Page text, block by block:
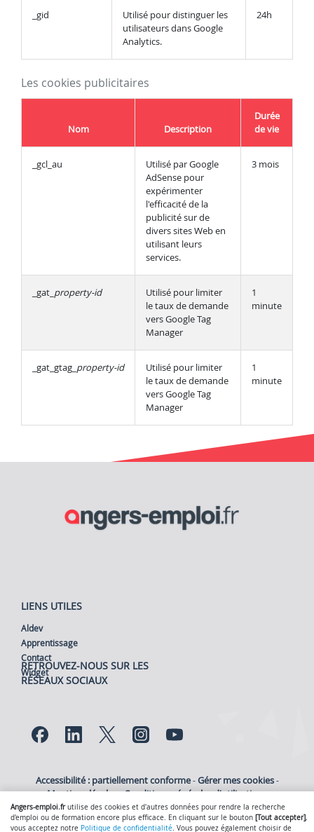
_gid
Utilisé pour distinguer les
utilisateurs dans Google
Analytics.
24h
Les cookies publicitaires
Nom Description
Durée
de vie
_gcl_au
Utilisé par Google
AdSense pour
expérimenter
l'efficacité de la
publicité sur de
divers sites Web en
utilisant leurs
services.
3 mois
_gat_ property-id
Utilisé pour limiter
le taux de demande
vers Google Tag
Manager
1
minute
_gat_gtag_ property-id
Utilisé pour limiter
le taux de demande
vers Google Tag
Manager
1
minute
LIENS UTILES
Aldev
Apprentissage
Contact
Widget
RETROUVEZ-NOUS SUR LES
RÉSEAUX SOCIAUX
Accessibilité : partiellement conforme-Gérer mes cookies-
Mentions légales-Conditions générales d'utilisation-
Politique de confidentialité-Nous contacter- © 2026 SmartForum
Angers-emploi.frutilise des cookies et d'autres données pour rendre la recherche
d'emploi ou de formation encore plus efficace. En cliquant sur le bouton [Tout accepter],
vous acceptez notre Politique de confidentialité. Vous pouvez également choisir de